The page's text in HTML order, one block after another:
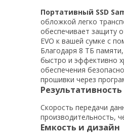
Портативный SSD
обложкой легко
обеспечивает защиту
EVO к вашей сумке с
Благодаря 8 ТБ
быстро и эффективно
обеспечения
прошивки через
Результативность
Скорость передачи
производительность,
Емкость и дизайн